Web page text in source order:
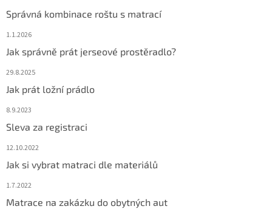
Správná kombinace roštu s matrací
1.1.2026
Jak správně prát jerseové prostěradlo?
29.8.2025
Jak prát ložní prádlo
8.9.2023
Sleva za registraci
12.10.2022
Jak si vybrat matraci dle materiálů
1.7.2022
Matrace na zakázku do obytných aut